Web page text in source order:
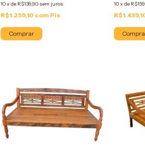
10x de R$139,90 sem juros
R$1.259,10 com Pix
Comprar
10xde